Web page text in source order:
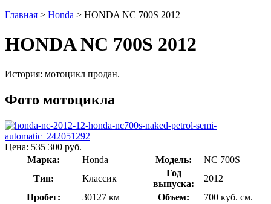
Главная > Honda > HONDA NC 700S 2012
HONDA NC 700S 2012
История: мотоцикл продан.
Фото мотоцикла
Цена: 535 300 руб.
Марка:
Honda Модель:
NC 700S
Тип:
Классик
Год
выпуска:
2012
Пробег:
30127 км Объем:
700 куб. см.